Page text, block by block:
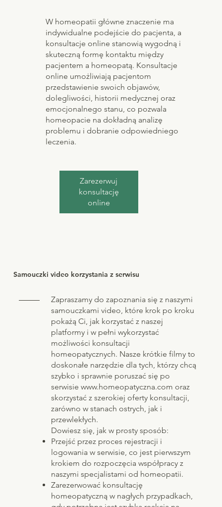
W homeopatii główne znaczenie ma
indywidualne podejście do pacjenta, a
konsultacje online stanowią wygodną i
skuteczną formę kontaktu między
pacjentem a homeopatą. Konsultacje
online umożliwiają pacjentom
przedstawienie swoich objawów,
dolegliwości, historii medycznej oraz
emocjonalnego stanu, co pozwala
homeopacie na dokładną analizę
problemu i dobranie odpowiedniego
leczenia.
Zarezerwuj
konsultację
online
Samouczki video korzystania z serwisu
Zapraszamy do zapoznania się z naszymi
samouczkami video, które krok po kroku
pokażą Ci, jak korzystać z naszej
platformy i w pełni wykorzystać
możliwości konsultacji
homeopatycznych. Nasze krótkie filmy to
doskonałe narzędzie dla tych, którzy chcą
szybko i sprawnie poruszać się po
serwisie www.homeopatyczna.com oraz
skorzystać z szerokiej oferty konsultacji,
zarówno w stanach ostrych, jak i
przewlekłych.
Dowiesz się, jak w prosty sposób:
Przejść przez proces rejestracji i
logowania w serwisie, co jest pierwszym
krokiem do rozpoczęcia współpracy z
naszymi specjalistami od homeopatii.
Zarezerwować konsultację
homeopatyczną w nagłych przypadkach,